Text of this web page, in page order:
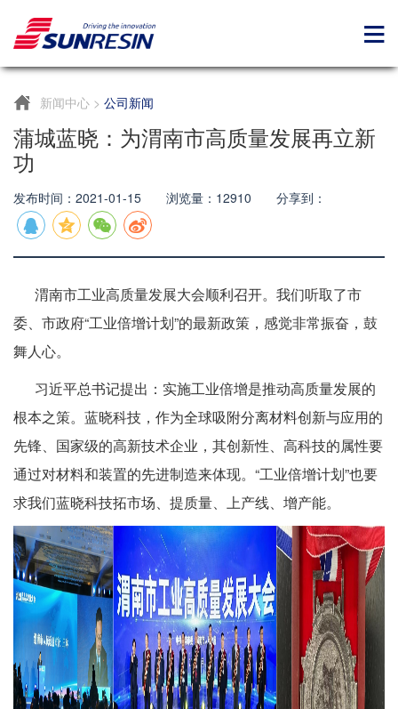
新闻中心 > 公司新闻
蒲城蓝晓：为渭南市高质量发展再立新
功
发布时间：2021-01-15 浏览量：12910 分享到：
渭南市工业高质量发展大会顺利召开。我们听取了市
委、市政府“工业倍增计划”的最新政策，感觉非常振奋，鼓
舞人心。
习近平总书记提出：实施工业倍增是推动高质量发展的
根本之策。蓝晓科技，作为全球吸附分离材料创新与应用的
先锋、国家级的高新技术企业，其创新性、高科技的属性要
通过对材料和装置的先进制造来体现。“工业倍增计划”也要
求我们蓝晓科技拓市场、提质量、上产线、增产能。